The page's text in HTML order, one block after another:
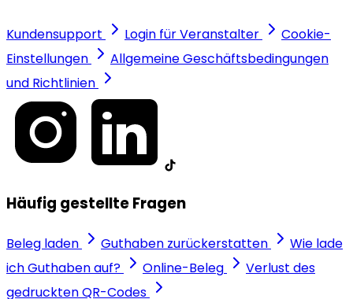
Kundensupport Login für Veranstalter
Cookie-
Einstellungen
Allgemeine Geschäftsbedingungen
und Richtlinien
Häufig gestellte Fragen
Beleg laden Guthaben zurückerstatten
Wie lade
ich Guthaben auf?
Online-Beleg
Verlust des
gedruckten QR-Codes